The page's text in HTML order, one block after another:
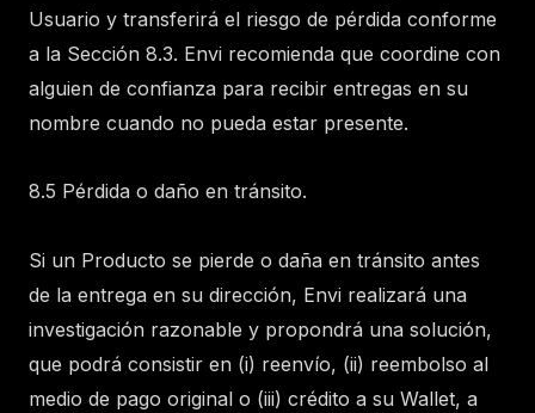
Usuario y transferirá el riesgo de pérdida conforme
a la Sección 8.3. Envi recomienda que coordine con
alguien de confianza para recibir entregas en su
nombre cuando no pueda estar presente.
8.5 Pérdida o daño en tránsito.
Si un Producto se pierde o daña en tránsito antes
de la entrega en su dirección, Envi realizará una
investigación razonable y propondrá una solución,
que podrá consistir en (i) reenvío, (ii) reembolso al
medio de pago original o (iii) crédito a su Wallet, a